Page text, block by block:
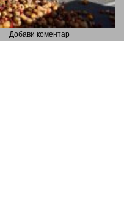
Добави коментар